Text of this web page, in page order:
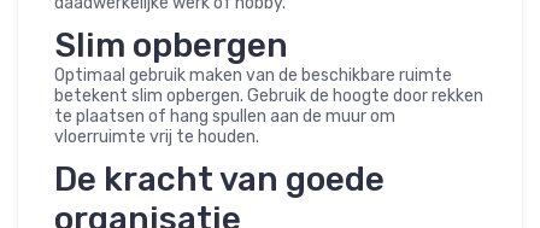
Slim opbergen
Optimaal gebruik maken van de beschikbare ruimte
betekent slim opbergen. Gebruik de hoogte door rekken
te plaatsen of hang spullen aan de muur om
vloerruimte vrij te houden.
De kracht van goede
organisatie